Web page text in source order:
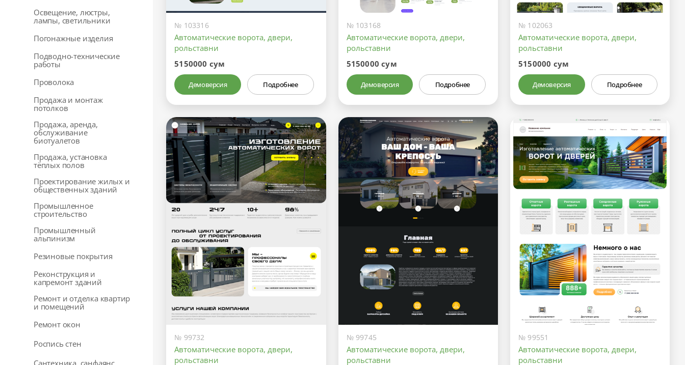
Освещение, люстры,
лампы, светильники
Погонажные изделия
Подводно-технические
работы
Проволока
Продажа и монтаж
потолков
Продажа, аренда,
обслуживание
биотуалетов
Продажа, установка
тёплых полов
Проектирование жилых и
общественных зданий
Промышленное
строительство
Промышленный
альпинизм
Резиновые покрытия
Реконструкция и
капремонт зданий
Ремонт и отделка квартир
и помещений
Ремонт окон
Роспись стен
Сантехника, санфаянс
№ 103316
Автоматические ворота, двери,
рольставни
5150000 сум
Демоверсия Подробнее
№ 103168
Автоматические ворота, двери,
рольставни
5150000 сум
Демоверсия Подробнее
№ 102063
Автоматические ворота, двери,
рольставни
5150000 сум
Демоверсия Подробнее
№ 99732
Автоматические ворота, двери,
рольставни
№ 99745
Автоматические ворота, двери,
рольставни
№ 99551
Автоматические ворота, двери,
рольставни